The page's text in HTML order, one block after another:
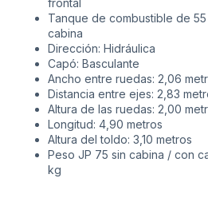
frontal
Tanque de combustible de
cabina
Dirección: Hidráulica
Capó: Basculante
Ancho entre ruedas: 2,06
Distancia entre ejes: 2,83
Altura de las ruedas: 2,00
Longitud: 4,90 metros
Altura del toldo: 3,10 metros
Peso JP 75 sin cabina / con
kg